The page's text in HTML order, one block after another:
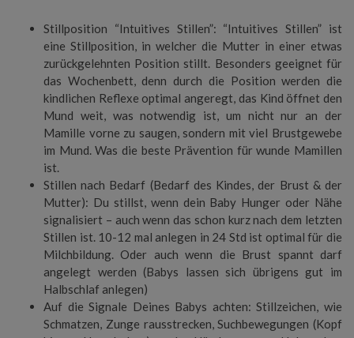
Stillposition “Intuitives Stillen”: “Intuitives Stillen” ist
eine Stillposition, in welcher die Mutter in einer etwas
zurückgelehnten Position stillt. Besonders geeignet für
das Wochenbett, denn durch die Position werden die
kindlichen Reflexe optimal angeregt, das Kind öffnet den
Mund weit, was notwendig ist, um nicht nur an der
Mamille vorne zu saugen, sondern mit viel Brustgewebe
im Mund. Was die beste Prävention für wunde Mamillen
ist.
Stillen nach Bedarf (Bedarf des Kindes, der Brust & der
Mutter): Du stillst, wenn dein Baby Hunger oder Nähe
signalisiert – auch wenn das schon kurz nach dem letzten
Stillen ist. 10-12 mal anlegen in 24 Std ist optimal für die
Milchbildung. Oder auch wenn die Brust spannt darf
angelegt werden (Babys lassen sich übrigens gut im
Halbschlaf anlegen)
Auf die Signale Deines Babys achten: Stillzeichen, wie
Schmatzen, Zunge rausstrecken, Suchbewegungen (Kopf